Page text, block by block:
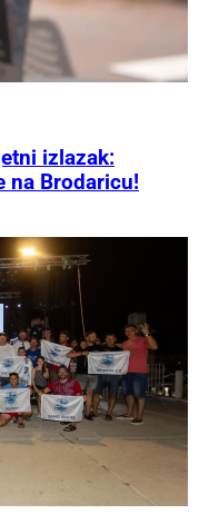
izlazak:
na Brodaricu!